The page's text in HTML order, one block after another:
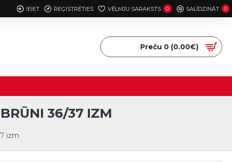
IEIET REĢISTRĒTIES VĒLMJU SARAKSTS 0 SALĪDZINĀT 0
Preču 0 (0.00€)
izm
36/37 IZM